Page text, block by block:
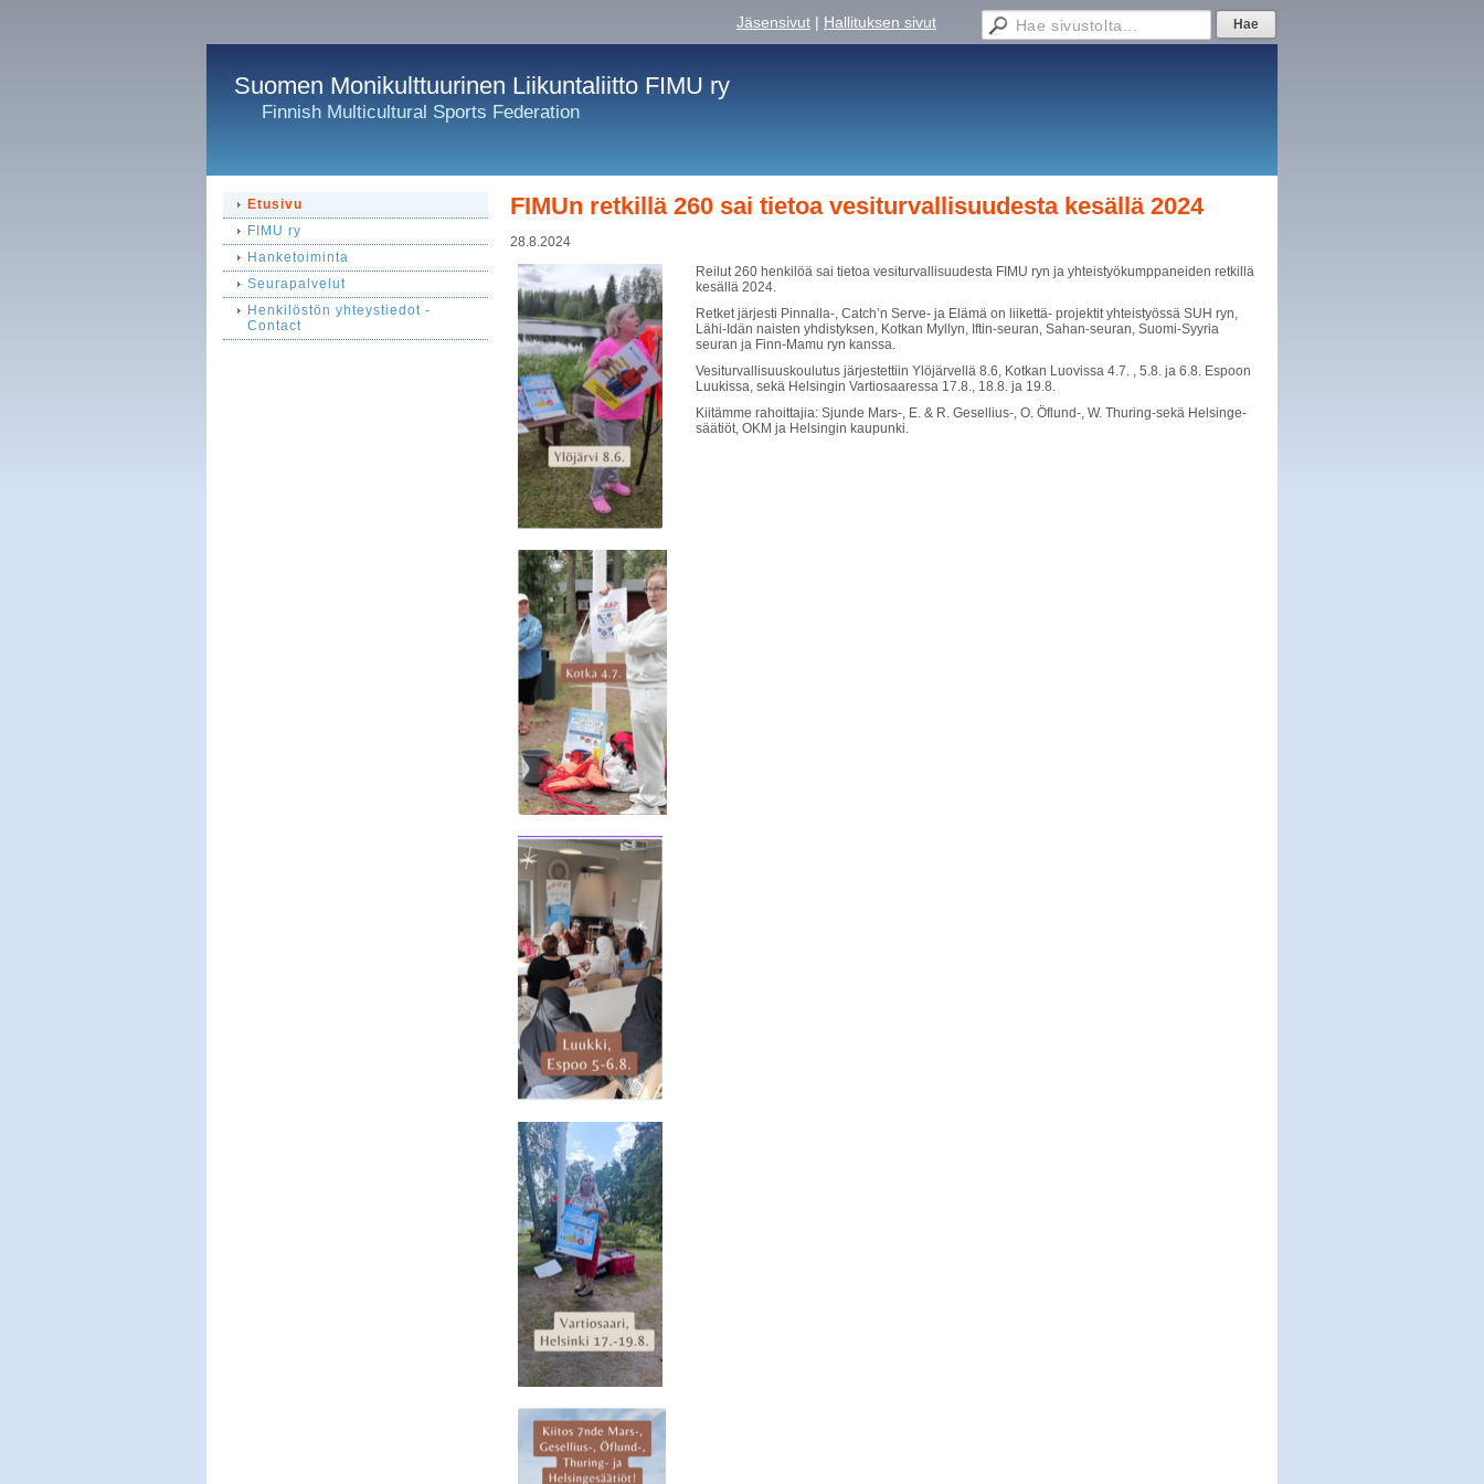
Jäsensivut | Hallituksen sivut
Suomen Monikulttuurinen Liikuntaliitto FIMU ry
Finnish Multicultural Sports Federation
FIMUn retkillä 260 sai tietoa vesiturvallisuudesta kesällä 2024
28.8.2024
Reilut 260 henkilöä sai tietoa vesiturvallisuudesta FIMU ryn ja yhteistyökumppaneiden retkillä
kesällä 2024.
Retket järjesti Pinnalla-, Catch’n Serve- ja Elämä on liikettä- projektit yhteistyössä SUH ryn,
Lähi-Idän naisten yhdistyksen, Kotkan Myllyn, Iftin-seuran, Sahan-seuran, Suomi-Syyria
seuran ja Finn-Mamu ryn kanssa.
Vesiturvallisuuskoulutus järjestettiin Ylöjärvellä 8.6, Kotkan Luovissa 4.7. , 5.8. ja 6.8. Espoon
Luukissa, sekä Helsingin Vartiosaaressa 17.8., 18.8. ja 19.8.
Kiitämme rahoittajia: Sjunde Mars-, E. & R. Gesellius-, O. Öflund-, W. Thuring-sekä Helsinge-
säätiöt, OKM ja Helsingin kaupunki.
Etusivu
FIMU ry
Hanketoiminta
Seurapalvelut
Henkilöstön yhteystiedot -
Contact